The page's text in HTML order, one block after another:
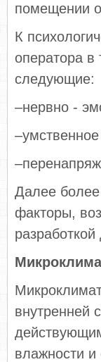
помещении
К
оператора в
следующие:
–нервно -
Далее
факторы,
внутренней
влажности и